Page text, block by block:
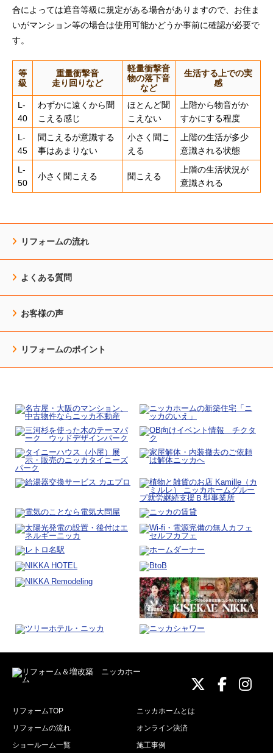
合によっては遮音等級に規定がある場合がありますので、お住ま
いがマンション等の場合は使用可能かどうか事前に確認が必要で
す。
等
級
重量衝撃音
走り回りなど
軽量衝撃音
物の落下音
など
生活する上での実
感
L-
40
わずかに遠くから聞
こえる感じ
ほとんど聞
こえない
上階から物音がか
すかにする程度
L-
45
聞こえるが意識する
事はあまりない
小さく聞こ
える
上階の生活が多少
意識される状態
L-
50
小さく聞こえる 聞こえる
上階の生活状況が
意識される
リフォームの流れ
よくある質問
お客様の声
リフォームのポイント
ニッカ
ニッニ
リフォームTOP
ニッカホームとは
リフォームの流れ
オンライン決済
ショールーム一覧
施工事例